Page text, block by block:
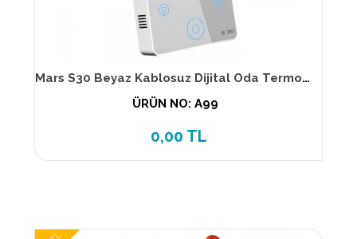
Mars S30 Beyaz Kablosuz Dijital Oda Termostatı
ÜRÜN NO: A99
0,00 TL